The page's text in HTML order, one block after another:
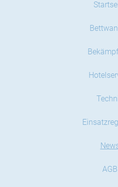
AGB